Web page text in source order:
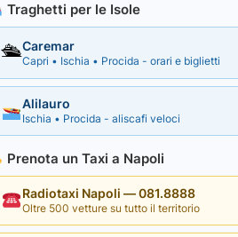
Traghetti per le Isole
🛳Caremar
Capri • Ischia • Procida - orari e biglietti
Alilauro
Ischia • Procida - aliscafi veloci
Prenota un Taxi a Napoli
Radiotaxi Napoli — 081.8888
Oltre 500 vetture su tutto il territorio